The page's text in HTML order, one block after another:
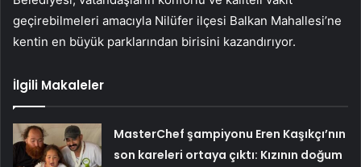
geçirebilmeleri amacıyla Nilüfer ilçesi Balkan Mahallesi’ne
kentin en büyük parklarından birisini kazandırıyor.
İlgili Makaleler
MasterChef şampiyonu Eren Kaşıkçı’nın
son kareleri ortaya çıktı: Kızının doğum